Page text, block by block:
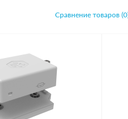
Сравнение товаров